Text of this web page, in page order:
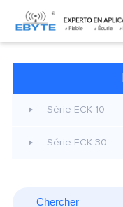
Home >
Industrielle
Série ECK 10
Série ECK 30